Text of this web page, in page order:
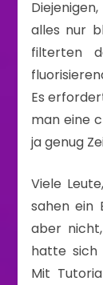
alles nur
filterten
Es
man eine
ja genug
Viele
sahen ein
aber
hatte sich
Mit